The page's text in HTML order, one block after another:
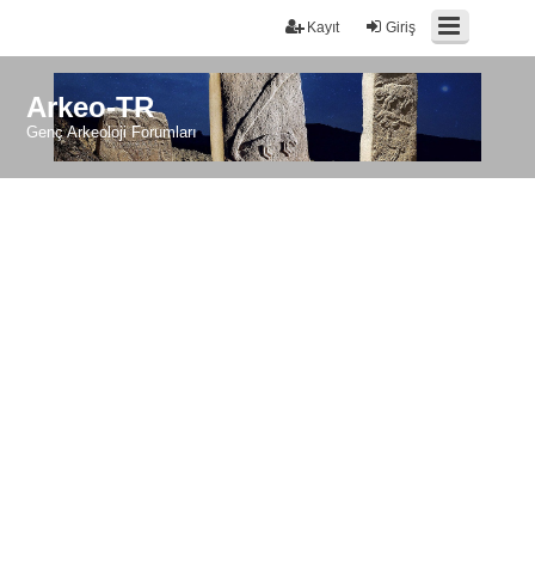
Giriş
Kayıt
Arkeo-TR
Genç Arkeoloji Forumları